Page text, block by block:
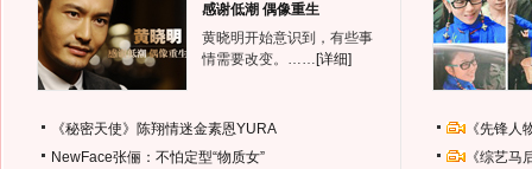
感谢低潮 偶像重生
黄晓明开始意识到，有些事
情需要改变。…… [详细]
《秘密天使》陈翔情迷金素恩YURA
NewFace张俪：不怕定型“物质女”
《先锋
《综艺